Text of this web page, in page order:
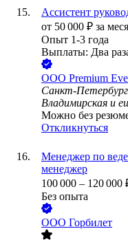
Ассистент
от 50 000 ₽ за
Опыт 1-3 года
Выплаты: Два
ООО Premium
Санкт-Петербург
Владимирская и
Можно без
Откликнуться
Менеджер по
менеджер
100 000 – 120 000
Без опыта
ООО Горбилет